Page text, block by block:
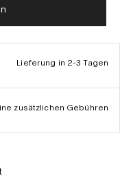
Lieferung in 2-3 Tagen
zusätzlichen Gebühren